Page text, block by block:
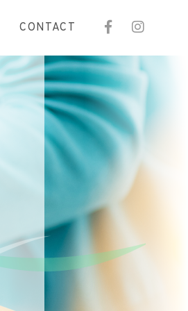
CONTACT